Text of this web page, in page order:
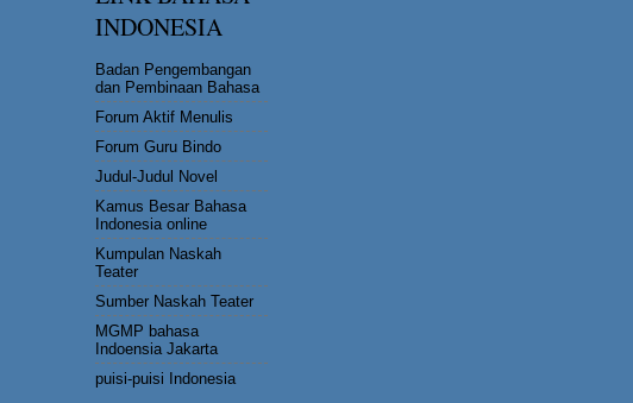
INDONESIA
Badan Pengembangan
dan Pembinaan Bahasa
Forum Aktif Menulis
Forum Guru Bindo
Judul-Judul Novel
Kamus Besar Bahasa
Indonesia online
Kumpulan Naskah
Teater
Sumber Naskah Teater
MGMP bahasa
Indoensia Jakarta
puisi-puisi Indonesia